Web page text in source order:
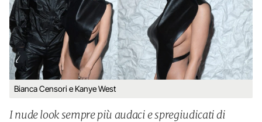
Bianca Censori e Kanye West
I nude look sempre più audaci e spregiudicati di